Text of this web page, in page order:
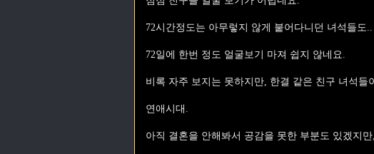
72시간정도는 아무렇지 않게 붙어다니던 녀석들도..
72일에 한번 정도 얼굴보기 마져 쉽지 않네요.
비록 자주 보지는 못하지만, 한결 같은 친구 녀석들
연애시대.
아직 결혼을 안해봐서 공감을 못한 부분도 있겠지만,